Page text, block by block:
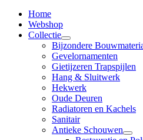
Home
Webshop
Collectie
Bijzondere
Gevelornamenten
Gietijzeren Trapspijlen
Hang & Sluitwerk
Hekwerk
Oude Deuren
Radiatoren en Kachels
Sanitair
Antieke Schouwen